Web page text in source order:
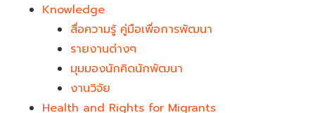
Knowledge
สื่อความรู้ คู่มือเพื่อการพัฒนา
รายงานต่างๆ
มุมมองนักคิดนักพัฒนา
งานวิจัย
Health and Rights for Migrants